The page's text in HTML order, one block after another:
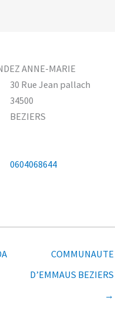
ANNE-MARIE
30 Rue Jean pallach
34500
BEZIERS
0604068644
COMMUNAUTE
D’EMMAUS BEZIERS
→